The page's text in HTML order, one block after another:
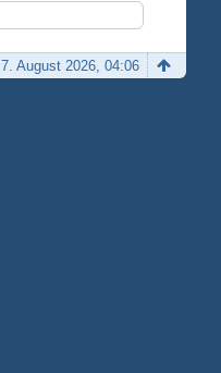
7. August 2026, 04:06